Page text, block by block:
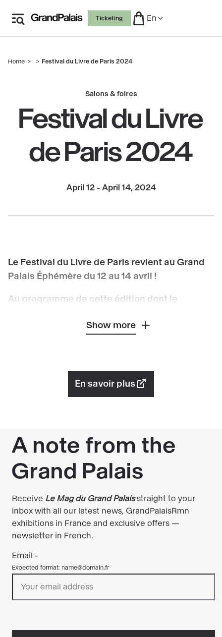
main
Ticketing En
Breadcrumb
Home Festival du Livre de Paris 2024
Festival du Livre
de Paris 2024
Salons & foires
April 12 - April 14, 2024
Le Festival du Livre de Paris revient au Grand
Palais Éphémère du 12 au 14 avril !
Au programme de cette édition dont le
débats, ateliers, lectures, remises de prix et
Chacun peut rencontrer les lauréats des prix
l’imaginent. Notre maison d'édition
stand A53.
Littérature générale, jeunesse, polar, bande
dessinée mais aussi livre pratique, sciences
humaines, spiritualité... Tous les styles
littéraires sont à l'honneur.
Eiffel, le Pavillon québecois accueille le plus
séduisant panorama d’écrivains contemporains
Show more
En savoir plus